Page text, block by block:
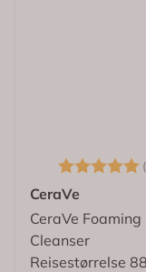
Karakter:
CeraVe
CeraVe Foaming
Cleanser
Reisestørrelse